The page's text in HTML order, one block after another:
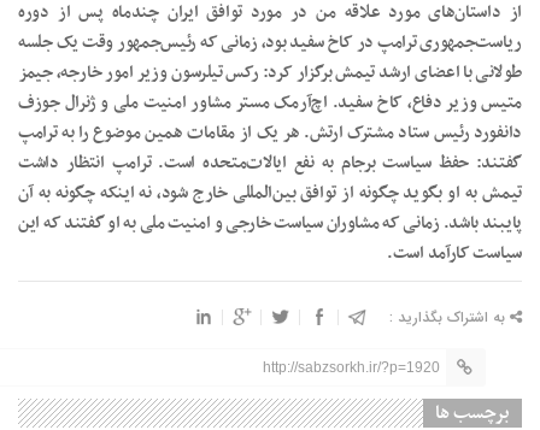
از داستان‌های مورد علاقه من در مورد توافق ایران چندماه پس از دوره
ریاست‌جمهوری ترامپ در کاخ سفید بود، زمانی که رئیس‌جمهور وقت یک جلسه
طولانی با اعضای ارشد تیمش برگزار کرد: رکس تیلرسون وزیر امور خارجه، جیمز
متیس وزیر دفاع، کاخ سفید. اچ‌آرمک مستر مشاور امنیت ملی و ژنرال جوزف
دانفورد رئیس ستاد مشترک ارتش. هر یک از مقامات همین موضوع را به ترامپ
گفتند: حفظ سیاست برجام به نفع ایالات‌متحده است. ترامپ انتظار داشت
تیمش به او بگوید چگونه از توافق بین‌المللی خارج شود، نه اینکه چگونه به آن
پایبند باشد. زمانی که مشاوران سیاست خارجی و امنیت ملی به او گفتند که این
سیاست کارآمد است.
به اشتراک بگذارید :
http://sabzsorkh.ir/?p=1920
برچسب ها